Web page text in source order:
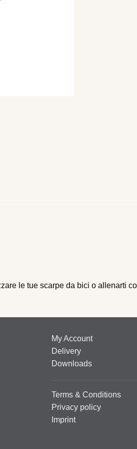
le tue scarpe da bici o allenarti
My Account
Delivery
Downloads
Terms & Conditions
Privacy policy
Imprint